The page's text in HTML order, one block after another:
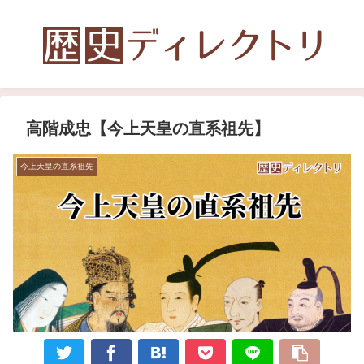
高階成忠【今上天皇の直系祖先】
今上天皇の直系祖先